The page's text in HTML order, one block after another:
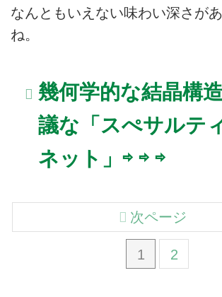
なんともいえない味わい深さが
ね。
幾何学的な結晶構
議な「スぺサルテ
ネット」⇨ ⇨ ⇨
1 2
次ページ